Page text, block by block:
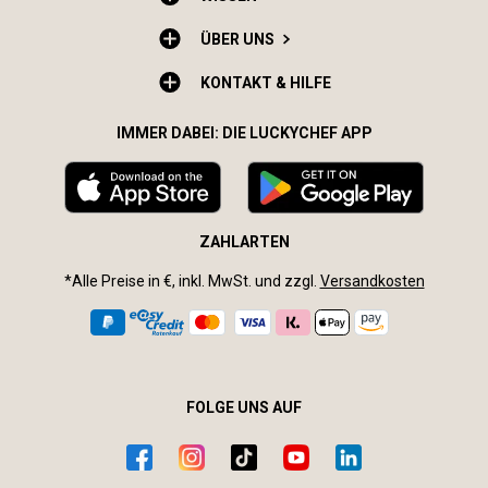
ÜBER UNS
KONTAKT & HILFE
IMMER DABEI: DIE LUCKYCHEF APP
ZAHLARTEN
*Alle Preise in €, inkl. MwSt. und zzgl. Versandkosten
FOLGE UNS AUF